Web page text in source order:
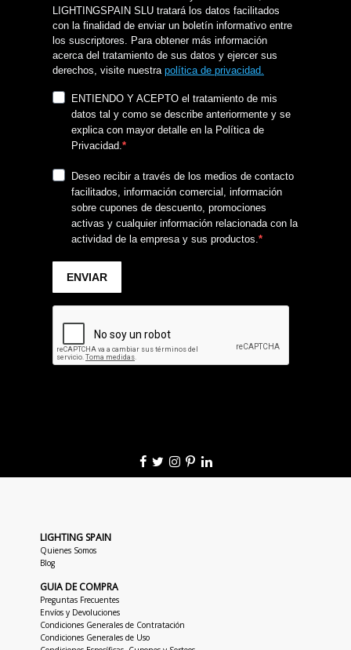
LIGHTING SPAIN
Quienes Somos
Blog
GUIA DE COMPRA
Preguntas Frecuentes
Envíos y Devoluciones
Condiciones Generales de Contratación
Condiciones Generales de Uso